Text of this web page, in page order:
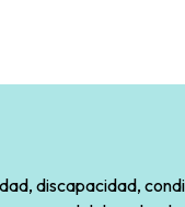
discapacidad,